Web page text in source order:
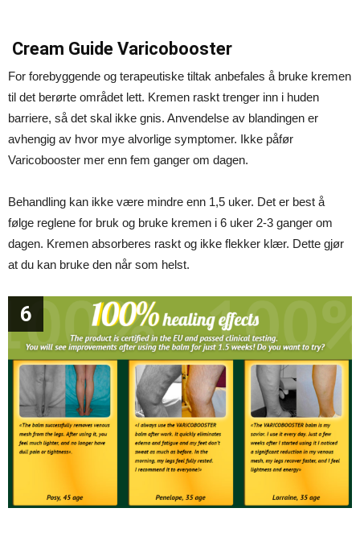
Cream Guide Varicobooster
For forebyggende og terapeutiske tiltak anbefales å bruke kremen
til det berørte området lett. Kremen raskt trenger inn i huden
barriere, så det skal ikke gnis. Anvendelse av blandingen er
avhengig av hvor mye alvorlige symptomer. Ikke påfør
Varicobooster mer enn fem ganger om dagen.
Behandling kan ikke være mindre enn 1,5 uker. Det er best å
følge reglene for bruk og bruke kremen i 6 uker 2-3 ganger om
dagen. Kremen absorberes raskt og ikke flekker klær. Dette gjør
at du kan bruke den når som helst.
6